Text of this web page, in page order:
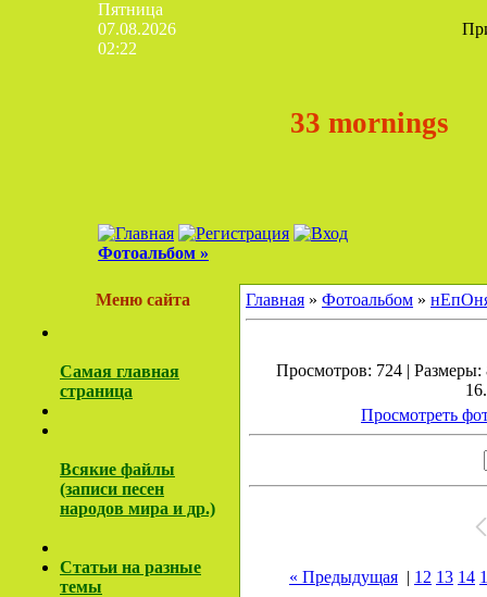
Пятница
07.08.2026
02:22
33 mornings
Фотоальбом »
Меню сайта
Самая главная
страница
Всякие файлы
(записи песен
народов мира и др.)
Cтатьи на разные
темы
Главная » Фотоальбом »
Просмотров: 724 |
Просмотреть
« Предыдущая | 12 13 14